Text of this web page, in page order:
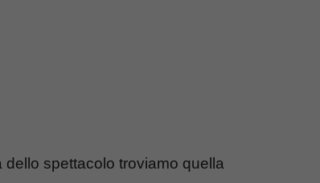
spettacolo troviamo quella